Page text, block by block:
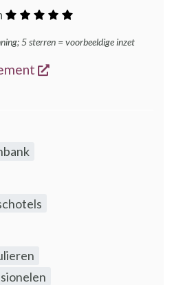
5 sterren = voorbeeldige inzet
opent een nieuw